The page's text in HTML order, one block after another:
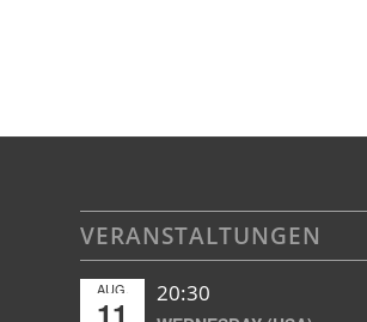
VERANSTALTUNGEN
AUG.
11
20:30